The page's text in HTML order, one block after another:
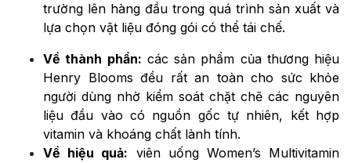
trường lên hàng đầu trong quá trình sản xuất và
lựa chọn vật liệu đóng gói có thể tái chế.
Về thành phần: các sản phẩm của thương hiệu
Henry Blooms đều rất an toàn cho sức khỏe
người dùng nhờ kiểm soát chặt chẽ các nguyên
liệu đầu vào có nguồn gốc tự nhiên, kết hợp
vitamin và khoáng chất lành tính.
Về hiệu quả: viên uống Women’s Multivitamin